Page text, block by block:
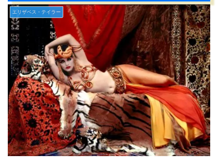
エリザベス・テイラー